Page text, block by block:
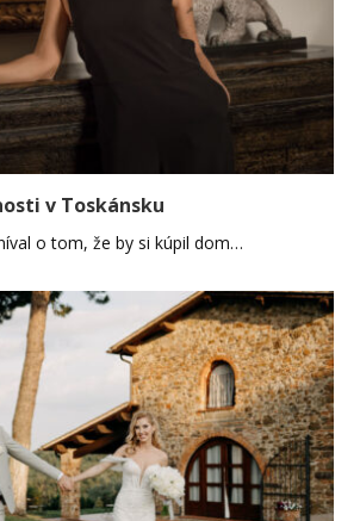
v Toskánsku
o tom, že by si kúpil dom…